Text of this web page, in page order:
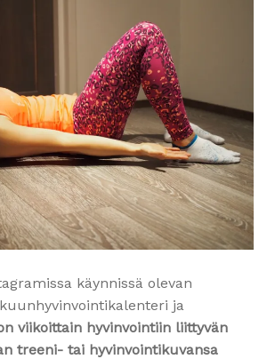
käynnissä olevan
ja
viikoittain hyvinvointiin liittyvän
treeni- tai hyvinvointikuvansa